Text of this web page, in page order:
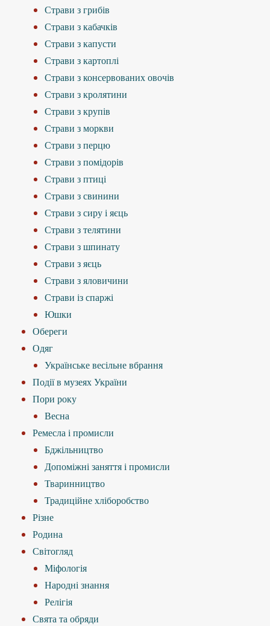
Страви з грибів
Страви з кабачків
Страви з капусти
Страви з картоплі
Страви з консервованих овочів
Страви з кролятини
Страви з крупів
Страви з моркви
Страви з перцю
Страви з помідорів
Страви з птиці
Страви з свинини
Страви з сиру і яєць
Страви з телятини
Страви з шпинату
Страви з яєць
Страви з яловичини
Страви із спаржі
Юшки
Обереги
Одяг
Українське весільне вбрання
Події в музеях України
Пори року
Весна
Ремесла і промисли
Бджільництво
Допоміжні заняття і промисли
Тваринництво
Традиційне хліборобство
Різне
Родина
Світогляд
Міфологія
Народні знання
Релігія
Свята та обряди